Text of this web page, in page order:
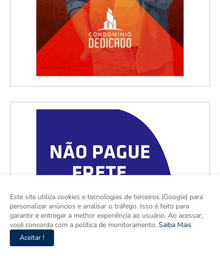
Este site utiliza cookies e tecnologias de terceiros (Google) para
personalizar anúncios e analisar o tráfego. Isso é feito para
garantir e entregar a melhor experiência ao usuário. Ao acessar,
você concorda com a política de monitoramento. Saiba Mais
Aceitar !